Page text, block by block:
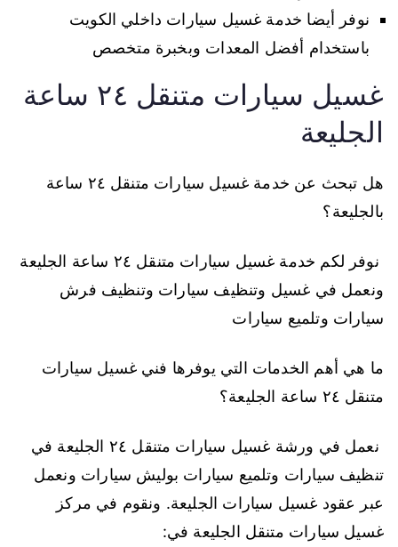
نوفر أيضا خدمة غسيل سيارات داخلي الكويت
باستخدام أفضل المعدات وبخبرة متخصص
غسيل سيارات متنقل ٢٤ ساعة
الجليعة
هل تبحث عن خدمة غسيل سيارات متنقل ٢٤ ساعة
بالجليعة؟
نوفر لكم خدمة غسيل سيارات متنقل ٢٤ ساعة الجليعة
ونعمل في غسيل وتنظيف سيارات وتنظيف فرش
سيارات وتلميع سيارات
ما هي أهم الخدمات التي يوفرها فني غسيل سيارات
متنقل ٢٤ ساعة الجليعة؟
نعمل في ورشة غسيل سيارات متنقل ٢٤ الجليعة في
تنظيف سيارات وتلميع سيارات بوليش سيارات ونعمل
عبر عقود غسيل سيارات الجليعة. ونقوم في مركز
غسيل سيارات متنقل الجليعة في: